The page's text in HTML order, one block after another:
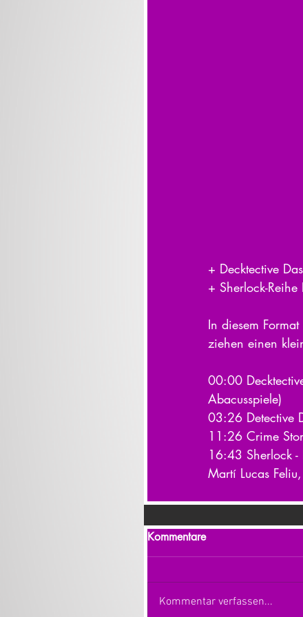
+ Decktective
+ Sherlock-
In diesem
ziehen einen
00:00
Abacusspiele)
03:26 Detective
11:26 Crime
16:43 Sherlock -
Martí Lucas
Kommentare
Kommentar verfassen...